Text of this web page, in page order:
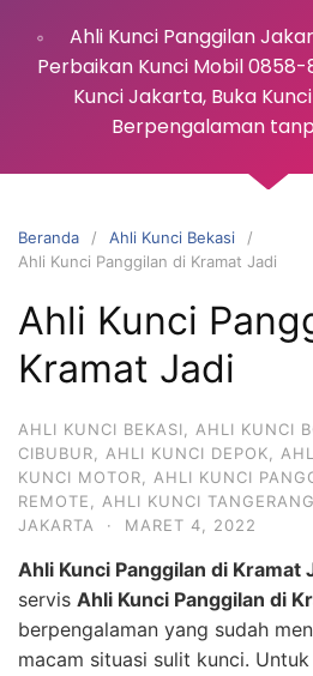
Ahli Kunci Panggilan
Perbaikan Kunci Mobil
Kunci Jakarta, Buka
Berpengalaman
Beranda
Ahli Kunci Bekasi
Ahli Kunci Panggilan di Kramat Jadi
Ahli Kunci
Kramat Jadi
AHLI KUNCI BEKASI AHLI KUNCI
CIBUBUR
AHLI KUNCI DEPOK
KUNCI MOTOR
AHLI KUNCI
REMOTE
AHLI KUNCI TANGERANG
JAKARTA
· MARET 4, 2022
Ahli Kunci Panggilan di Kramat
servis Ahli Kunci Panggilan di
berpengalaman yang sudah
macam situasi sulit kunci.